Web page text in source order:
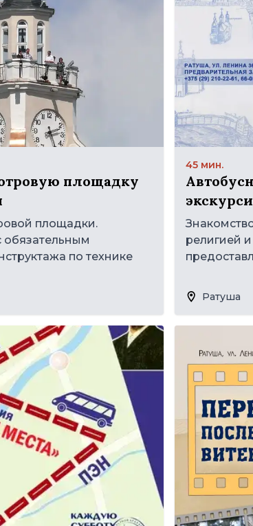
площадку
площадки.
обязательным
по технике
45 мин.
религией
Ратуша